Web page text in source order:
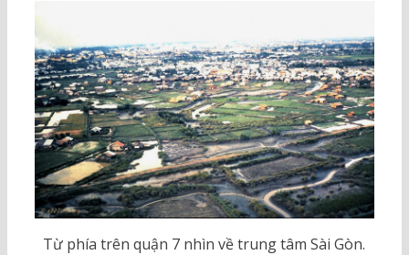
Từ phía trên quận 7 nhìn về trung tâm Sài Gòn.